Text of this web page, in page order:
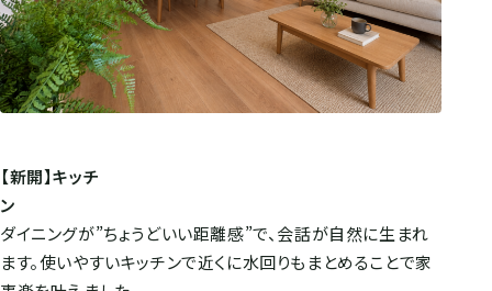
【新開】キッチ
ン
ダイニングが”ちょうどいい距離感”で、会話が自然に生まれ
ます。使いやすいキッチンで近くに水回りもまとめることで家